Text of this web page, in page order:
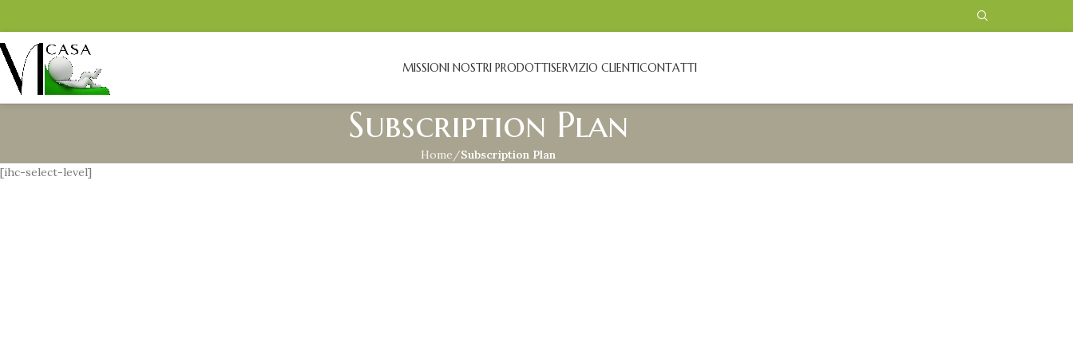
MISSIONI NOSTRI PRODOTTISERVIZIO CLIENTICONTATTI
Subscription Plan
Home
Subscription Plan
[ihc-select-level]